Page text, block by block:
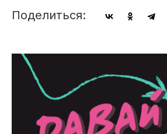
Поделиться: